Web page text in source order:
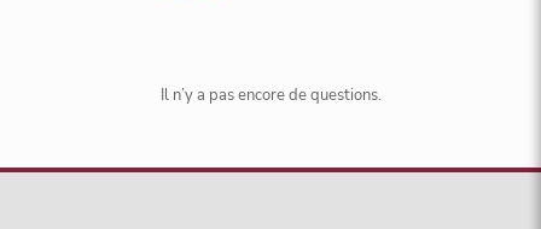
Il n’y a pas encore de questions.